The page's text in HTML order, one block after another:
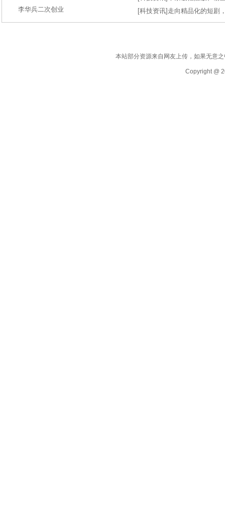
李华兵二次创业
[科技资讯] 走向精品化的短剧
本站部分资源来自网友上传，如果无意
Copyright @